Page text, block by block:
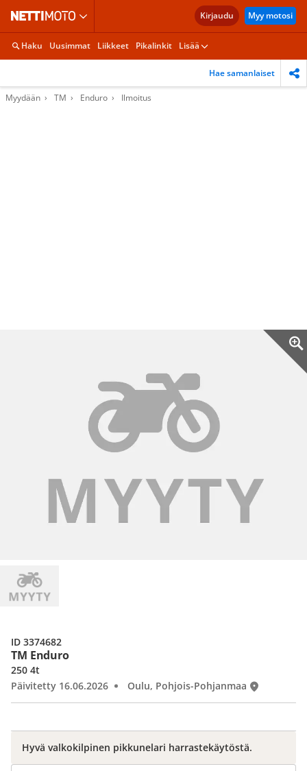
Kirjaudu Myy motosi
Haku Uusimmat Liikkeet Pikalinkit Lisää
Hae samanlaiset
Myydään TM Enduro Ilmoitus
TM Enduro
250 4t
Päivitetty 16.06.2026
Oulu, Pohjois-Pohjanmaa
ID 3374682
Hyvä valkokilpinen pikkunelari harrastekäytöstä.